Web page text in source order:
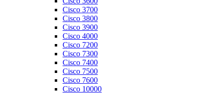
Cisco 3700
Cisco 3800
Cisco 3900
Cisco 4000
Cisco 7200
Cisco 7300
Cisco 7400
Cisco 7500
Cisco 7600
Cisco 10000